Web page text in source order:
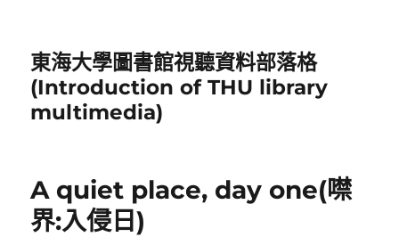
東海大學圖書館視聽資料部落格
(Introduction of THU library
multimedia)
A quiet place, day one(噤
界:入侵日)